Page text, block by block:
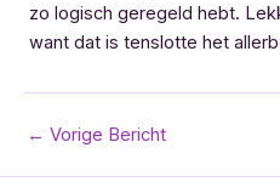
zo logisch geregeld hebt.
want dat is tenslotte het
Bericht
← Vorige Bericht